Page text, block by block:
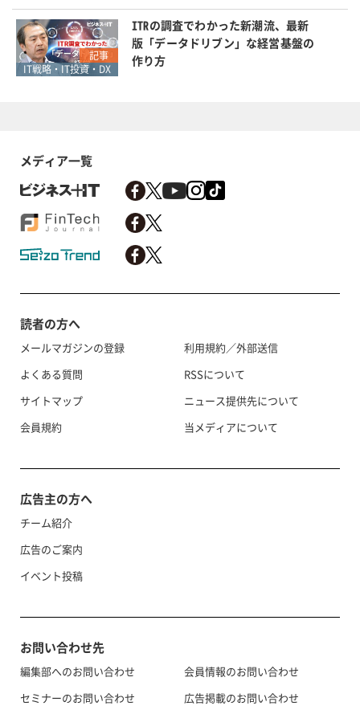
記事
IT戦略・IT投資・DX
ITRの調査でわかった新潮流、最新
版「データドリブン」な経営基盤の
作り方
メディア一覧
読者の方へ
メールマガジンの登録
よくある質問
サイトマップ
会員規約
利用規約／外部送信
RSSについて
ニュース提供先について
当メディアについて
広告主の方へ
チーム紹介
広告のご案内
イベント投稿
お問い合わせ先
編集部へのお問い合わせ
セミナーのお問い合わせ
会員情報のお問い合わせ
広告掲載のお問い合わせ